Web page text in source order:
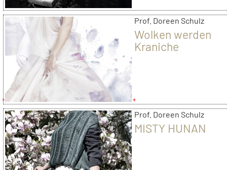
Prof. Doreen Schulz
Wolken werden
Kraniche
Prof. Doreen Schulz
MISTY HUNAN